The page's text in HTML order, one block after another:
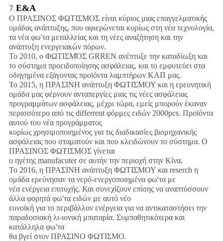
7. Ε&Α
Ο ΠΡΑΣΙΝΟΣ ΦΩΤΙΣΜΟΣ είναι κύριος μιας επαγγελματικής
ομάδας ανάπτυξης, που αφιερώνεται κυρίως στη νέα τεχνολογία,
τα νέα φω'τα μεταλλείας και τη νέες αναζήτηση και την
ανάπτυξη ενεργειακών πόρων.
Το 2010, ο ΦΩΤΙΣΜΌΣ GRREN ανέπτυξε την καταδίωξη και
το σύστημα προειδοποίησης ασφάλειας, και το εμφυτεύει στα
οδηγημένα εξάγοντας προϊόντα λαμπτήρων ΚΑΠ μας.
Το 2015, η ΠΡΑΣΙΝΗ ανάπτυξη ΦΩΤΙΣΜΟΥ και η ερευνητική
ομάδα μας φέρνουν ανταπεργίες μιας τις νέες ασφάλειας
προγραμμάτων ασφάλειας, μέχρι τώρα, εμείς μπορούν έκαναν
περισσότερο από τις differrent φόρμες ειδών 2000pcs. Προϊόντα
αυτού του νέα προγράμματος
κυρίως χρησιμοποιημένος για τις διαδικασίες βιομηχανικής
ασφάλειας που σταματούν και που κλειδώνουν το σύστημα. Ο
ΠΡΑΣΙΝΟΣ ΦΩΤΙΣΜΟΣ γίνεται
ο ηγέτης manufacuter σε αυτήν την περιοχή στην Κίνα.
Το 2016, η ΠΡΑΣΙΝΗ ανάπτυξη ΦΩΤΙΣΜΟΥ και reserch η
ομάδα ερεύνησαν τα νερό-ενεργοποιημένα φω'τα με
νέα ενέργεια επιτυχής. Και συνεχίζουν επίσης να αναπτύσσουν
άλλα φορητά φω'τα ειδών με αυτό νέο
ευνοϊκή για το περιβάλλον ενέργεια για να αντικαταστήσει την
παραδοσιακή λι-ιονική μπαταρία. Συμπαθητικότερα και
κατάλληλα φω'τα
θα βγεί στον ΠΡΑΣΙΝΟ ΦΩΤΙΣΜΟ.